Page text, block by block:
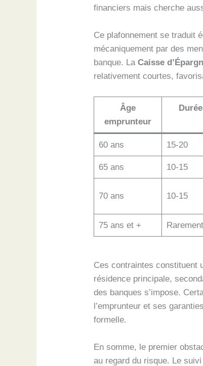
financiers mais cherche
Ce plafonnement se traduit
mécaniquement par des
banque. LaCaisse
relativement courtes,
Âge
emprunteur
60 ans 15-20
65 ans 10-15
70 ans 10-15
75 ans et +
Ces contraintes constituent
résidence principale,
des banques s’impose.
l’emprunteur et ses
formelle.
En somme, le premier
au regard du risque. Le